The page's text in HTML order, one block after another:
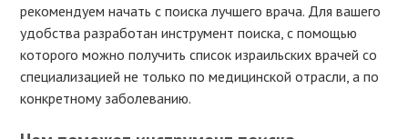
рекомендуем начать с поиска лучшего врача. Для вашего
удобства разработан инструмент поиска, с помощью
которого можно получить список израильских врачей со
специализацией не только по медицинской отрасли, а по
конкретному заболеванию.